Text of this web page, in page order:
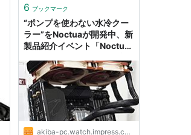
ﾘｰの水冷ｸｰﾗｰ全般】
│ │ ...
6 ブックマーク
“ポンプを使わない水冷クー
ラー”をNoctuaが開発中、新
製品紹介イベント「Noctua
ンドオーナーも来日
akiba-pc.watch.impress.co.jp